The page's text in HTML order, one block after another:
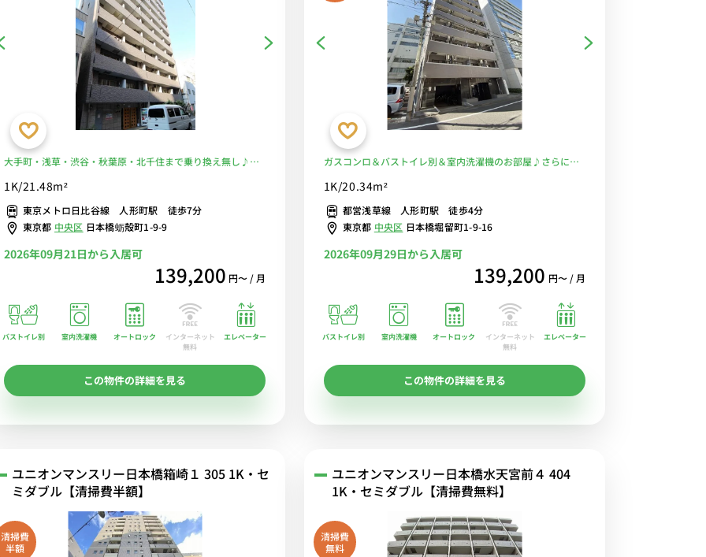
大手町・浅草・渋谷・秋葉原・北千住まで乗り換え無し♪東
中！
1K/21.48m²
東京メトロ日比谷線 人形町駅 徒歩7分
東京都 中央区 日本橋蛎殻町1-9-9
2026年09月21日から入居可
139,200 円〜 / 月
バストイレ別 室内洗濯機 オートロック
インターネット
無料
エレベーター
この物件の詳細を見る
ガスコンロ＆バストイレ別＆室内洗濯機のお部屋♪さらに、
で荷物受取りもラクラク！■選べるWi-Fi格安レンタル中！
1K/20.34m²
都営浅草線 人形町駅 徒歩4分
東京都 中央区 日本橋堀留町1-9-16
2026年09月29日から入居可
139,200 円〜 / 月
バストイレ別 室内洗濯機 オートロック
インターネット
無料
エレベーター
この物件の詳細を見る
ユニオンマンスリー日本橋箱崎１ 305 1K・セ
ミダブル【清掃費半額】
清掃費
半額
ユニオンマンスリー日本橋水天宮前４ 404
1K・セミダブル【清掃費無料】
清掃費
無料